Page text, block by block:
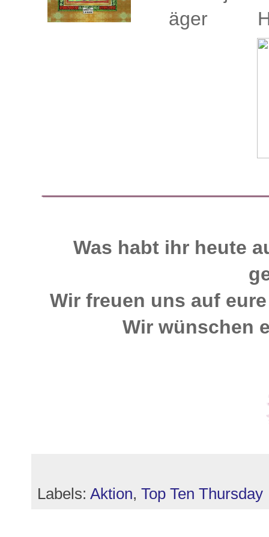
Was habt ihr heute
Wir freuen uns auf
Wir wünschen
Labels: Aktion, Top Ten Thursday